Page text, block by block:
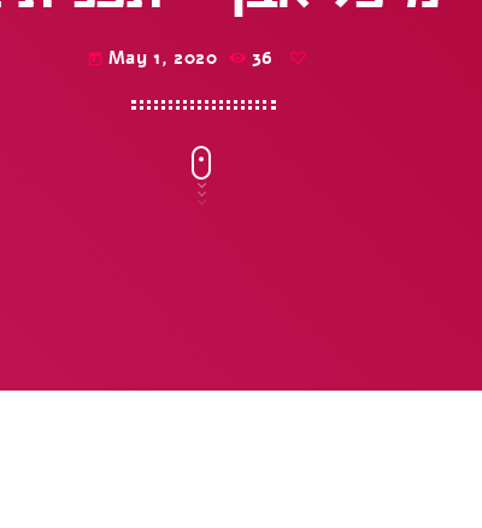
today May 1, 2020 36